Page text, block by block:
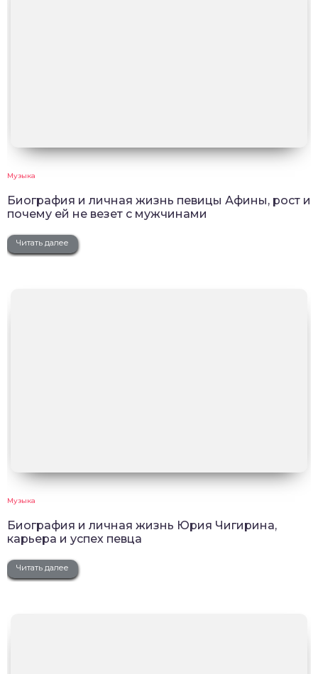
Музыка
Биография и личная жизнь певицы Афины, рост и
почему ей не везет с мужчинами
Читать далее
Музыка
Биография и личная жизнь Юрия Чигирина,
карьера и успех певца
Читать далее